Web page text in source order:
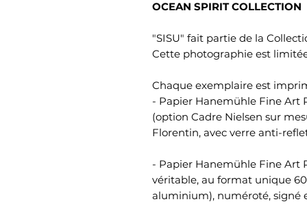
OCEAN SPIRIT COLLECTION
"SISU" fait partie de la
Cette photographie est
Chaque exemplaire est
- Papier Hanemühle Fine Art
(option Cadre Nielsen sur
Florentin, avec verre anti-
- Papier Hanemühle Fine Art
véritable, au format unique
aluminium), numéroté, signé